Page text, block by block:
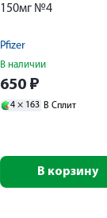
150мг №4
Pfizer
В наличии
650 ₽
4 × 163 В Сплит
В корзину